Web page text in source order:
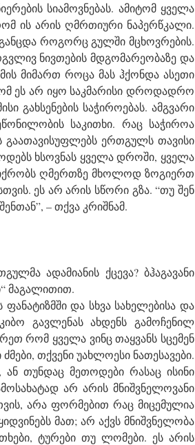
სიამოვნებას. ამიტომ ყველა
ის არის ღმრთიური ნაპერწკალი.
როგორც გულში მცხოვრების.
ნივთების მდგომარეობაზე და
მიმართ როცა მას ჰქონდა ასეთი
ეს არ იყო საკმარისი დროდადრო
გახსენების საჭიროებას. ამგვარი
საკითხი. რაც საჭიროა
გაათავისუფლებს ერთგულს თავისი
ხსოვნას ყველა დროში, ყველა
ღმერთზე მხოლოდ ზოგიერთ
ეს არ არის სწორი გზა. “თუ შენ
– თქვა კრიშნამ.
ადამიანის ქცევა? ბჰაგავანი
მაგალითით.
და სხვა სახელებისა და
გავლენას ახდენს გამოჩენილ
რომ ყველა ვინც თაყვანს სცემენ
თქვენი უახლოესი ნათესავები.
თუნდაც მეთოდები რასაც ისინი
არ არის მნიშვნელოვანი
არა ფორმებით რაც მიცემულია
მათ; არ აქვს მნიშვნელობა
ტურები თუ ლომები. ეს არის